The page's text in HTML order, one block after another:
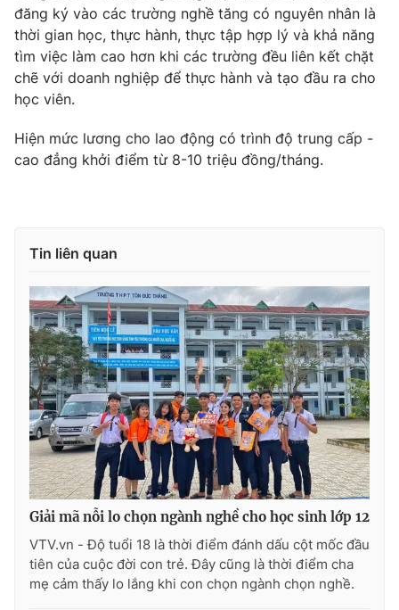
Thị trường 24h Tấm lòng Việt
VTV4
VTV9 VTV8
THỜI BÁO VTV
Theo dõi báo trên
Cơ quan chủ quản:Đài Truyền hình Việt Nam
Cơ quan báo chí: Thời báo VTV
Giấy phép hoạt động báo in và báo điện tử số 483/GP-BTTTT
cấp ngày 29/12/2023
Tổng Biên tập:Vũ Thanh Thủy
Phó Tổng Biên tập:Nguyễn Thị Mỹ Hạnh, Phạm Quốc Thắng,
Nguyễn Trọng Ninh
Tổng đài VTV: 024.38 355 931 - 024.38 355 932
đăng ký vào các trường nghề tăng có nguyên nhân là
thời gian học, thực hành, thực tập hợp lý và khả năng
tìm việc làm cao hơn khi các trường đều liên kết chặt
chẽ với doanh nghiệp để thực hành và tạo đầu ra cho
học viên.
Hiện mức lương cho lao động có trình độ trung cấp -
cao đẳng khởi điểm từ 8-10 triệu đồng/tháng.
Tin liên quan
Giải mã nỗi lo chọn ngành nghề cho học sinh lớp 12
VTV.vn - Độ tuổi 18 là thời điểm đánh dấu cột mốc đầu
tiên của cuộc đời con trẻ. Đây cũng là thời điểm cha
mẹ cảm thấy lo lắng khi con chọn ngành chọn nghề.